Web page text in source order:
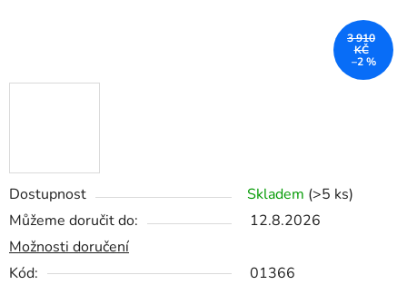
Dostupnost Skladem (>5 ks)
Můžeme doručit do:
12.8.2026
Možnosti doručení
Kód:
01366
3 910
KČ
–2 %